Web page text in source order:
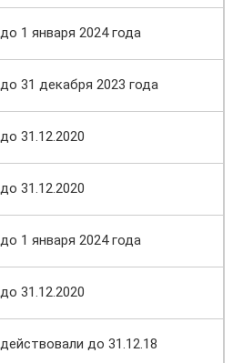
до 1 января 2024 года
до 31 декабря 2023 года
до 31.12.2020
до 31.12.2020
до 1 января 2024 года
до 31.12.2020
действовали до 31.12.18